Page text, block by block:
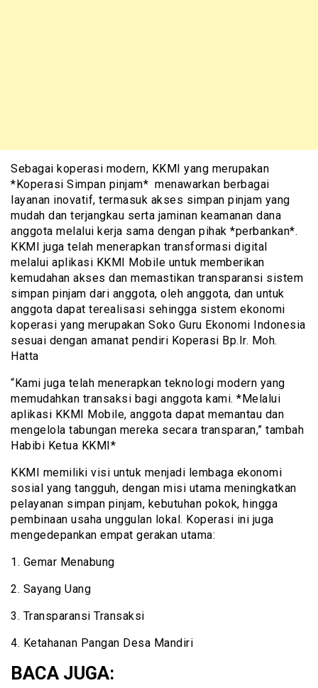
Sebagai koperasi modern, KKMI yang merupakan
*Koperasi Simpan pinjam* menawarkan berbagai
layanan inovatif, termasuk akses simpan pinjam yang
mudah dan terjangkau serta jaminan keamanan dana
anggota melalui kerja sama dengan pihak *perbankan*.
KKMI juga telah menerapkan transformasi digital
melalui aplikasi KKMI Mobile untuk memberikan
kemudahan akses dan memastikan transparansi sistem
simpan pinjam dari anggota, oleh anggota, dan untuk
anggota dapat terealisasi sehingga sistem ekonomi
koperasi yang merupakan Soko Guru Ekonomi Indonesia
sesuai dengan amanat pendiri Koperasi Bp.Ir. Moh.
Hatta
“Kami juga telah menerapkan teknologi modern yang
memudahkan transaksi bagi anggota kami. *Melalui
aplikasi KKMI Mobile, anggota dapat memantau dan
mengelola tabungan mereka secara transparan,” tambah
Habibi Ketua KKMI*
KKMI memiliki visi untuk menjadi lembaga ekonomi
sosial yang tangguh, dengan misi utama meningkatkan
pelayanan simpan pinjam, kebutuhan pokok, hingga
pembinaan usaha unggulan lokal. Koperasi ini juga
mengedepankan empat gerakan utama:
1. Gemar Menabung
2. Sayang Uang
3. Transparansi Transaksi
4. Ketahanan Pangan Desa Mandiri
BACA JUGA: